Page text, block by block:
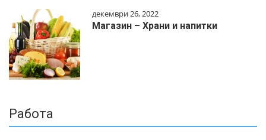
декември 26, 2022
Магазин – Храни и напитки
Работа